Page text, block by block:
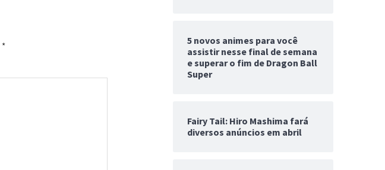
*
5 novos animes para você
assistir nesse final de semana
e superar o fim de Dragon Ball
Super
Fairy Tail: Hiro Mashima fará
diversos anúncios em abril